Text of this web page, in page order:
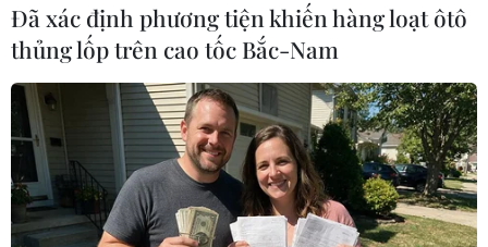
TIN LIÊN QUAN
Đã xác định phương tiện khiến hàng loạt ôtô
thủng lốp trên cao tốc Bắc-Nam